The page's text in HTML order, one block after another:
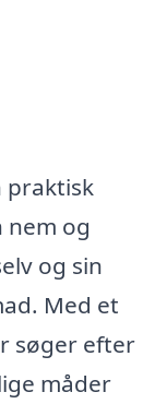
praktisk
nem og
og sin
Med et
søger efter
måder